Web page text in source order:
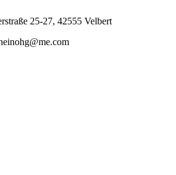
25-27, 42555 Velbert